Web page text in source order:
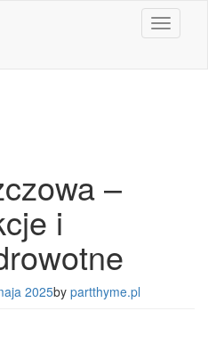
Toggle
–
i
2025by partthyme.pl